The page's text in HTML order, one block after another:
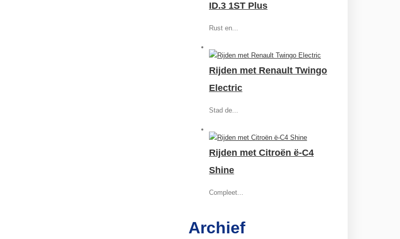
ID.3 1ST Plus
Rust en...
Rijden met Renault Twingo
Electric
Stad de...
Rijden met Citroën ë-C4
Shine
Compleet...
Archief